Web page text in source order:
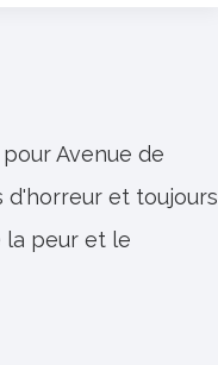
Avenue de
d'horreur et toujours
la peur et le